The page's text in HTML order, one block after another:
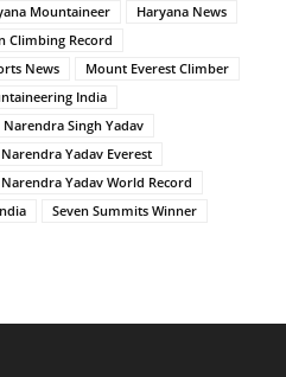
Mountaineer
Haryana News
Climbing Record
News
Mount Everest Climber
India
Narendra Singh Yadav
Narendra Yadav Everest
Narendra Yadav World Record
Seven Summits Winner